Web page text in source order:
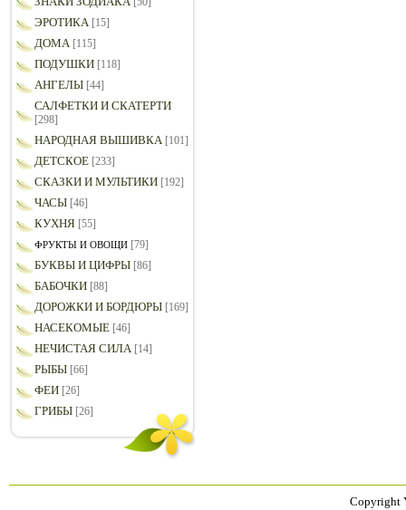
ЭРОТИКА [15]
ДОМА [115]
ПОДУШКИ [118]
АНГЕЛЫ [44]
САЛФЕТКИ И СКАТЕРТИ
[298]
НАРОДНАЯ ВЫШИВКА [101]
ДЕТСКОЕ [233]
СКАЗКИ И МУЛЬТИКИ [192]
ЧАСЫ [46]
КУХНЯ [55]
ФРУКТЫ И ОВОЩИ [79]
БУКВЫ И ЦИФРЫ [86]
БАБОЧКИ [88]
ДОРОЖКИ И БОРДЮРЫ [169]
НАСЕКОМЫЕ [46]
НЕЧИСТАЯ СИЛА [14]
РЫБЫ [66]
ФЕИ [26]
ГРИБЫ [26]
Copyright